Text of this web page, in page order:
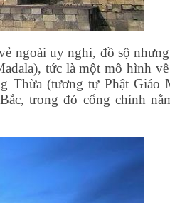
ngoài uy nghi, đồ sộ
tức là một mô hình
Thừa (tương tự Phật Giáo
trong đó cổng chính